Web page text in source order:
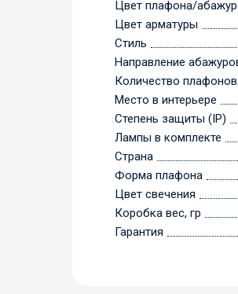
Цвет плафона/
Цвет арматуры
Стиль
Направление
Количество
Место в интерьере
Степень защиты (IP)
Лампы в комплекте
Страна
Форма плафона
Цвет свечения
Коробка вес, гр
Гарантия